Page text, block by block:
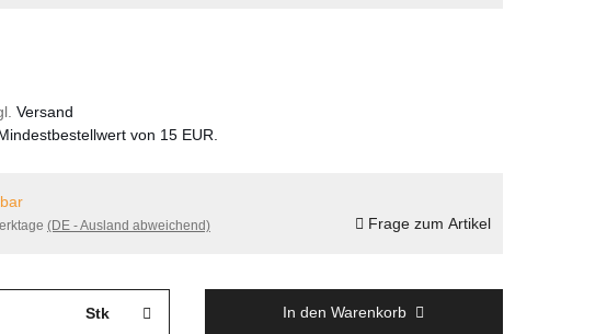
Versand
von 15 EUR.
(DE - Ausland abweichend) Frage zum Artikel
Stk In den Warenkorb